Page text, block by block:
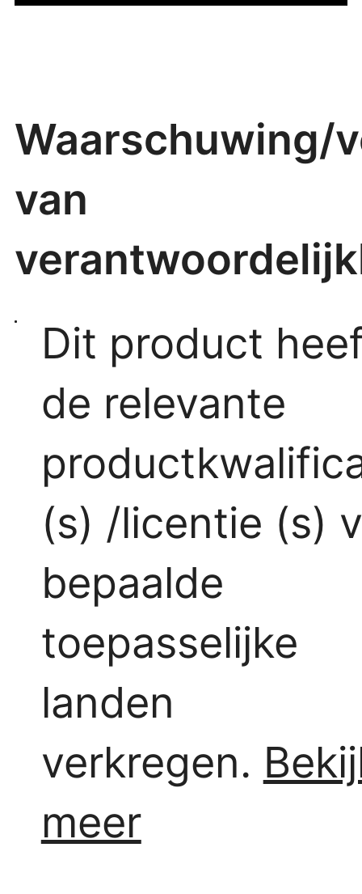
Waarschuwing/
van
Dit product
de relevante
(s) /licentie (s)
bepaalde
toepasselijke
landen
verkregen.
meer